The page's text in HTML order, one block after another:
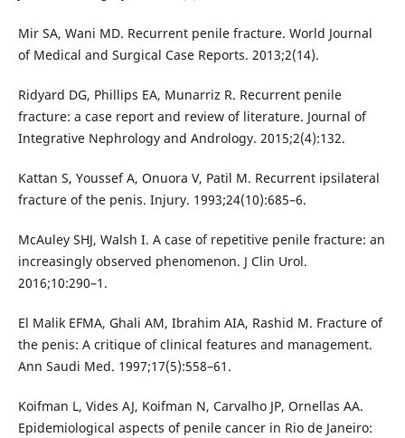
Mir SA, Wani MD. Recurrent penile fracture. World Journal
of Medical and Surgical Case Reports. 2013;2(14).
Ridyard DG, Phillips EA, Munarriz R. Recurrent penile
fracture: a case report and review of literature. Journal of
Integrative Nephrology and Andrology. 2015;2(4):132.
Kattan S, Youssef A, Onuora V, Patil M. Recurrent ipsilateral
fracture of the penis. Injury. 1993;24(10):685–6.
McAuley SHJ, Walsh I. A case of repetitive penile fracture: an
increasingly observed phenomenon. J Clin Urol.
2016;10:290–1.
El Malik EFMA, Ghali AM, Ibrahim AIA, Rashid M. Fracture of
the penis: A critique of clinical features and management.
Ann Saudi Med. 1997;17(5):558–61.
Koifman L, Vides AJ, Koifman N, Carvalho JP, Ornellas AA.
Epidemiological aspects of penile cancer in Rio de Janeiro: